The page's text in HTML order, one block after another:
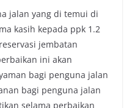
jalan yang di temui di
kasih kepada ppk 1.2
jembatan
ini akan
bagi penguna jalan
bagi penguna jalan
selama perbaikan